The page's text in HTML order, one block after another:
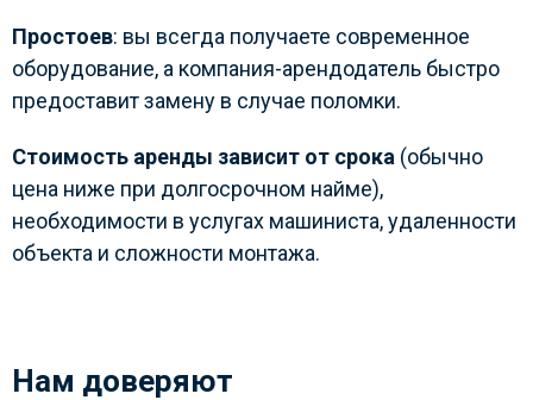
Простоев: вы всегда получаете современное
оборудование, а компания-арендодатель быстро
предоставит замену в случае поломки.
Стоимость аренды зависит от срока (обычно
цена ниже при долгосрочном найме),
необходимости в услугах машиниста, удаленности
объекта и сложности монтажа.
Нам доверяют